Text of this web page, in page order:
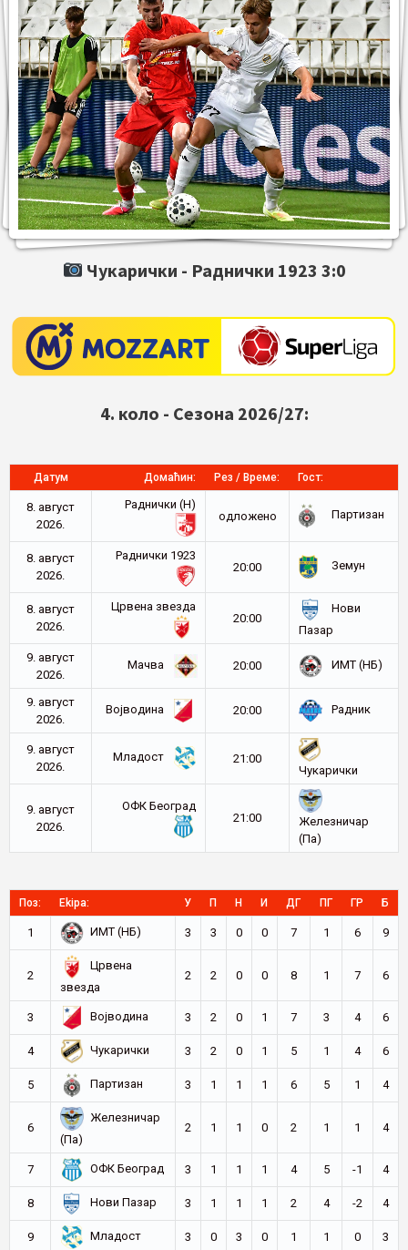
Чукарички - Раднички 1923 3:0
4. коло - Сезона 2026/27:
Датум Домаћин: Рез / Време: Гост:
8. август
2026.
Раднички (Н)
oдложено
Партизан
8. август
2026.
Раднички 1923
20:00
Земун
8. август
2026.
Црвена звезда
20:00
Нови
Пазар
9. август
2026.
Мачва 20:00 ИМТ (НБ)
9. август
2026.
Војводина 20:00 Радник
9. август
2026.
Младост
21:00
Чукарички
9. август
2026.
ОФК Београд
21:00
Железничар
(Па)
Поз: Ekipa: У П Н И ДГ ПГ ГР Б
1 ИМТ (НБ) 3 3 0 0 7 1 6 9
2
Црвена
звезда
2 2 0 0 8 1 7 6
3 Војводина 3 2 0 1 7 3 4 6
4 Чукарички 3 2 0 1 5 1 4 6
5 Партизан 3 1 1 1 6 5 1 4
6
Железничар
(Па)
2 1 1 0 2 1 1 4
7 ОФК Београд 3 1 1 1 4 5 -1 4
8 Нови Пазар 3 1 1 1 2 4 -2 4
9 Младост 3 0 3 0 1 1 0 3